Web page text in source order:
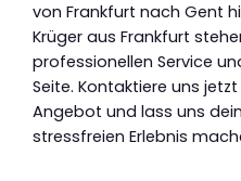
von Frankfurt nach Gent
Krüger aus Frankfurt
professionellen Service
Seite. Kontaktiere uns
Angebot und lass uns
stressfreien Erlebnis